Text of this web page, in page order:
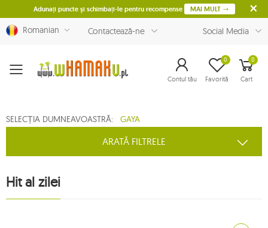
Adunați puncte și schimbați-le pentru recompense MAI MULT
Romanian Contactează-ne Social Media
Menu Contul tău Favorită
0 0
Cart
SELECȚIA DUMNEAVOASTRĂ: GAYA
ARATĂ FILTRELE
Hit al zilei